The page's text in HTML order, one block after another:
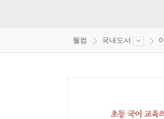
웰컴 국내도서